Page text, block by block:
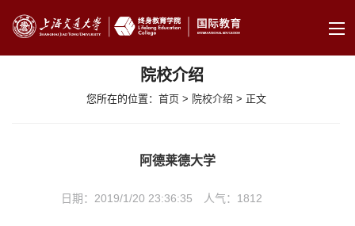
院校介绍
您所在的位置：首页 > 院校介绍 > 正文
阿德莱德大学
日期：2019/1/20 23:36:35 人气： 1812